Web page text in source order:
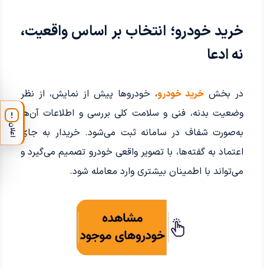
خرید خودرو؛ انتخاب بر اساس واقعیت،
نه ادعا
در بخش خرید خودرو، خودروها پیش از نمایش، از نظر
وضعیت بدنه، فنی و سلامت کلی بررسی و اطلاعات آن‌ها
به‌صورت شفاف در سامانه ثبت می‌شود. خریدار به جای
اعتماد به گفته‌ها، با تصویر واقعی خودرو تصمیم می‌گیرد و
می‌تواند با اطمینان بیشتری وارد معامله شود.
!
اعلان